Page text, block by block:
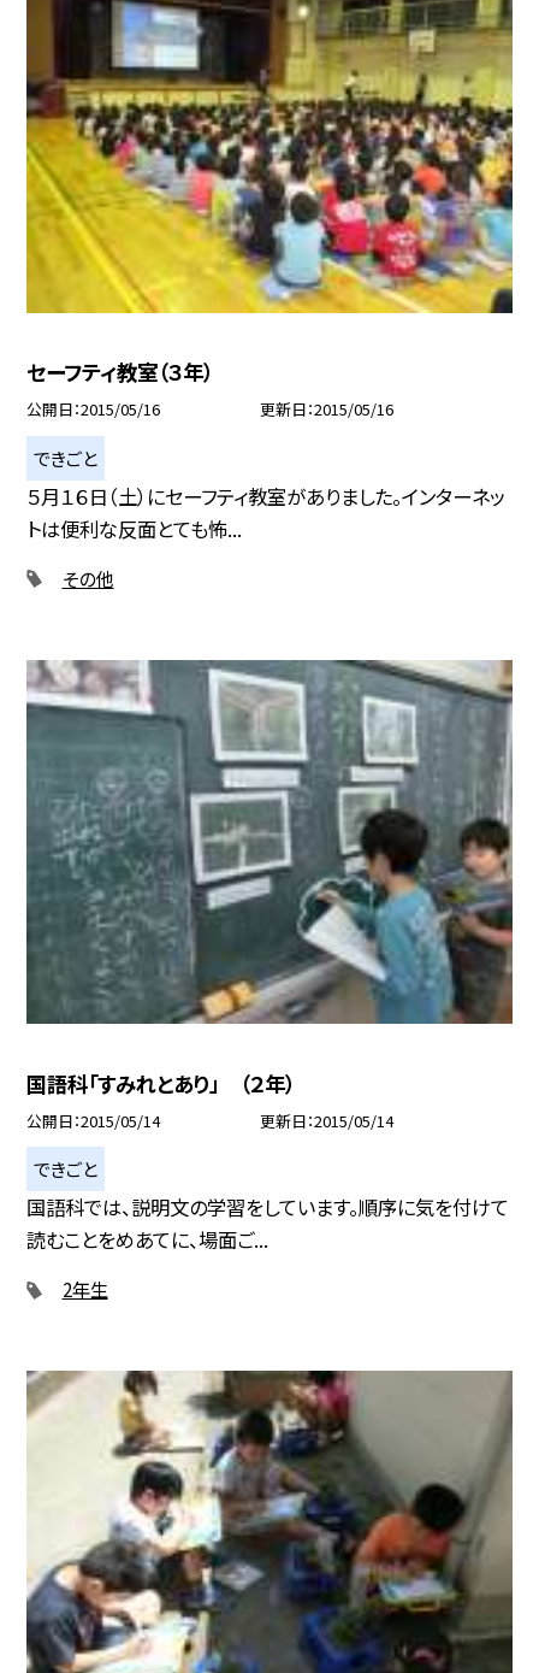
セーフティ教室（３年）
公開日 2015/05/16 更新日 2015/05/16
できごと
５月１６日（土）にセーフティ教室がありました。インターネッ
トは便利な反面とても怖...
その他
国語科「すみれとあり」 （２年）
公開日 2015/05/14 更新日 2015/05/14
できごと
国語科では、説明文の学習をしています。順序に気を付けて
読むことをめあてに、場面ご...
2年生